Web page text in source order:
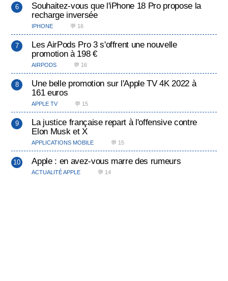
Souhaitez-vous que l'iPhone 18 Pro propose la
recharge inversée
IPHONE 💬 16
Les AirPods Pro 3 s'offrent une nouvelle
promotion à 198 €
AIRPODS 💬 16
Une belle promotion sur l'Apple TV 4K 2022 à
161 euros
APPLE TV 💬 15
La justice française repart à l'offensive contre
Elon Musk et X
APPLICATIONS MOBILE 💬 15
Apple : en avez-vous marre des rumeurs
ACTUALITÉ APPLE 💬 14